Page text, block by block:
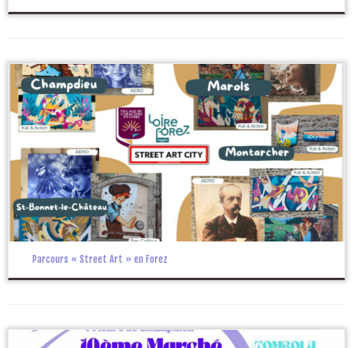
Parcours « Street Art » en Forez